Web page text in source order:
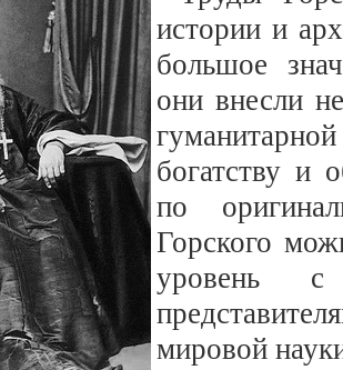
истории и
большое
они внесли
богатству и
по
Горского
уровень
мировой